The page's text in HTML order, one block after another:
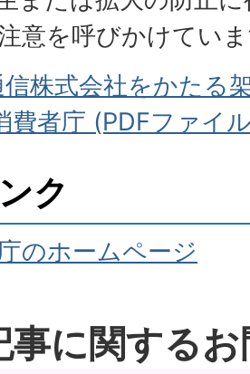
意を呼びかけてい
信株式会社をかたる
費者庁 (PDFファイ
ク
のホームページ
事に関する